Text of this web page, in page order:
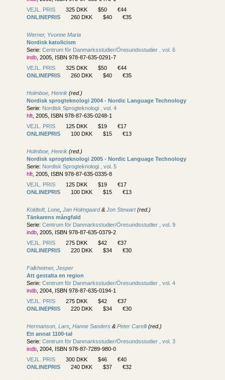
VEJL. PRIS
325 DKK $50
€44
ONLINEPRIS
260 DKK $40 €35
Werner, Yvonne Maria
Nordisk katolicism
Serie: Centrum för Danmarksstudier/Öresundsstudier , vol. 6
indb , 2005, ISBN 978-87-635-0291-7
VEJL. PRIS
325 DKK $50
€44
ONLINEPRIS
260 DKK $40 €35
Holmboe, Henrik (red.)
Nordisk sprogteknologi 2004 - Nordic Language Technology
Serie: Nordisk Sprogteknologi , vol. 4
hft , 2005, ISBN 978-87-635-0248-1
VEJL. PRIS
125 DKK $19
€17
ONLINEPRIS
100 DKK $15 €13
Holmboe, Henrik (red.)
Nordisk sprogteknologi 2005 - Nordic Language Technology
Serie: Nordisk Sprogteknologi , vol. 5
hft , 2005, ISBN 978-87-635-0335-8
VEJL. PRIS
125 DKK $19
€17
ONLINEPRIS
100 DKK $15 €13
Koldtoft, Lone Jan Holmgaard& Jon Stewart(red.)
Tänkarens mångfald
Serie: Centrum för Danmarksstudier/Öresundsstudier , vol. 9
indb , 2005, ISBN 978-87-635-0379-2
VEJL. PRIS
275 DKK $42
€37
ONLINEPRIS
220 DKK $34 €30
Falkheimer, Jesper
Att gestalta en region
Serie: Centrum för Danmarksstudier/Öresundsstudier , vol. 4
indb , 2004, ISBN 978-87-635-0194-1
VEJL. PRIS
275 DKK $42
€37
ONLINEPRIS
220 DKK $34 €30
Hermanson, Lars Hanne Sanders & Peter Carelli(red.)
Ett annat 1100-tal
Serie: Centrum för Danmarksstudier/Öresundsstudier , vol. 3
indb , 2004, ISBN 978-87-7289-980-0
VEJL. PRIS
300 DKK $46
€40
ONLINEPRIS
240 DKK $37 €32